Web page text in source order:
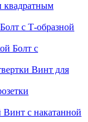
квадратным
Болт с Т-образной
Болт с
Винт для
Винт с накатанной